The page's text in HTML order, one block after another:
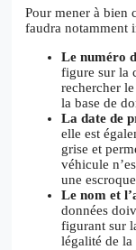
Pour mener à bien
faudra notamment
Le numéro
figure sur la
rechercher
la base de
La date de
elle est
grise et
véhicule
une
Le nom et
données
figurant sur
légalité de la